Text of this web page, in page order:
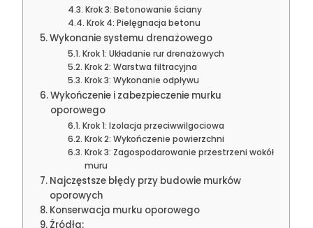
Krok 3: Betonowanie ściany
Krok 4: Pielęgnacja betonu
Wykonanie systemu drenażowego
Krok 1: Układanie rur drenażowych
Krok 2: Warstwa filtracyjna
Krok 3: Wykonanie odpływu
Wykończenie i zabezpieczenie murku
oporowego
Krok 1: Izolacja przeciwwilgociowa
Krok 2: Wykończenie powierzchni
Krok 3: Zagospodarowanie przestrzeni wokół
muru
Najczęstsze błędy przy budowie murków
oporowych
Konserwacja murku oporowego
Źródła: